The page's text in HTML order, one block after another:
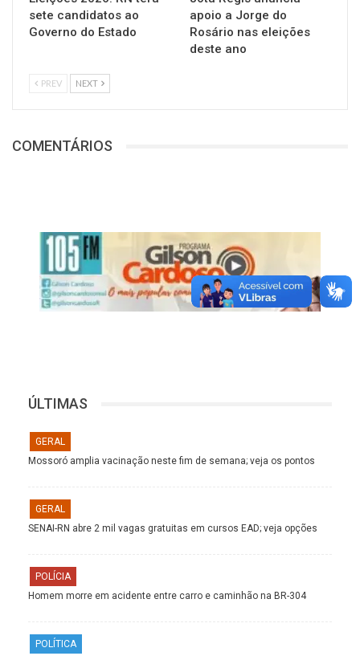
sete candidatos ao
Governo do Estado
apoio a Jorge do
Rosário nas eleições
deste ano
PREV NEXT
COMENTÁRIOS
ÚLTIMAS
GERAL
Mossoró amplia vacinação neste fim de semana; veja os pontos
GERAL
SENAI-RN abre 2 mil vagas gratuitas em cursos EAD; veja opções
POLÍCIA
Homem morre em acidente entre carro e caminhão na BR-304
POLÍTICA